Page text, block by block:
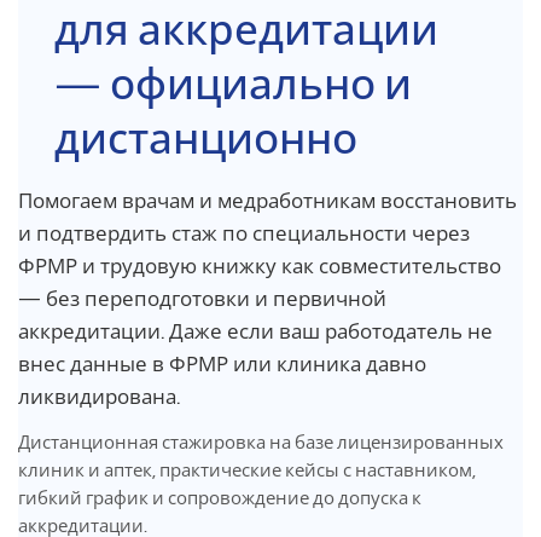
для аккредитации
— официально и
дистанционно
Помогаем врачам и медработникам восстановить
и подтвердить стаж по специальности через
ФРМР и трудовую книжку как совместительство
— без переподготовки и первичной
аккредитации. Даже если ваш работодатель не
внес данные в ФРМР или клиника давно
ликвидирована.
Дистанционная стажировка на базе лицензированных
клиник и аптек, практические кейсы с наставником,
гибкий график и сопровождение до допуска к
аккредитации.